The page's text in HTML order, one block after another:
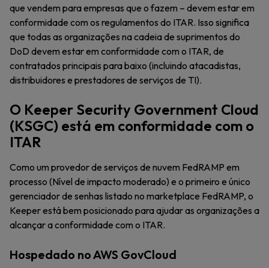
que vendem para empresas que o fazem – devem estar em
conformidade com os regulamentos do ITAR. Isso significa
que todas as organizações na cadeia de suprimentos do
DoD devem estar em conformidade com o ITAR, de
contratados principais para baixo (incluindo atacadistas,
distribuidores e prestadores de serviços de TI).
O Keeper Security Government Cloud
(KSGC) está em conformidade com o
ITAR
Como um provedor de serviços de nuvem FedRAMP em
processo (Nível de impacto moderado) e o primeiro e único
gerenciador de senhas listado no marketplace FedRAMP, o
Keeper está bem posicionado para ajudar as organizações a
alcançar a conformidade com o ITAR.
Hospedado no AWS GovCloud